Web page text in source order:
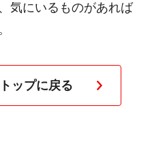
気にいるものがあれば
ップに戻る